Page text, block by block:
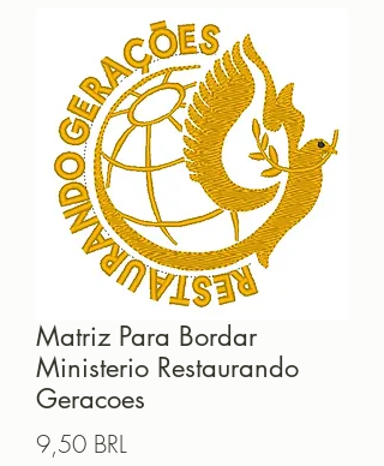
Matriz Para Bordar
Ministerio Restaurando
Geracoes
9,50 BRL